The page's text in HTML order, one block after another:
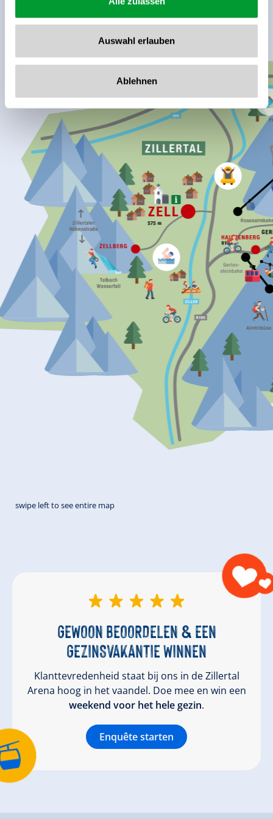
Auswahl erlauben
Ablehnen
swipe left to see entire map
GEWOON BEOORDELEN & EEN
GEZINSVAKANTIE WINNEN
Klanttevredenheid staat bij ons in de Zillertal
Arena hoog in het vaandel. Doe mee en win een
weekend voor het hele gezin.
Enquête starten